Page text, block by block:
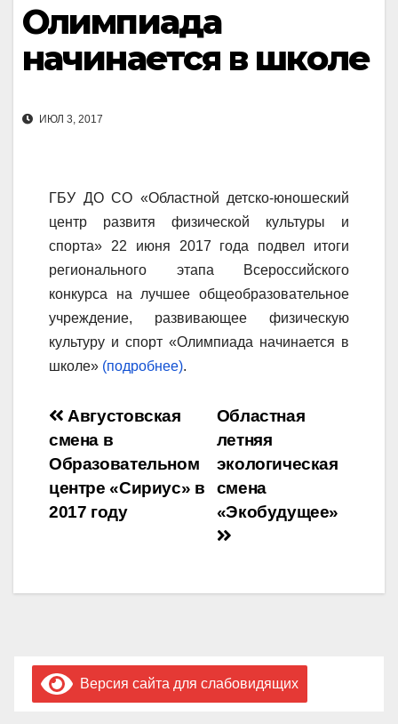
Олимпиада
начинается в школе
ИЮЛ 3, 2017
ГБУ ДО СО «Областной детско-юношеский
центр развитя физической культуры и
спорта» 22 июня 2017 года подвел итоги
регионального этапа Всероссийского
конкурса на лучшее общеобразовательное
учреждение, развивающее физическую
культуру и спорт «Олимпиада начинается в
школе» (подробнее).
Навигация
по
записям
Областная
летняя
экологическая
смена
«Экобудущее»
Августовская
смена в
Образовательном
центре «Сириус» в
2017 году
Версия сайта для слабовидящих